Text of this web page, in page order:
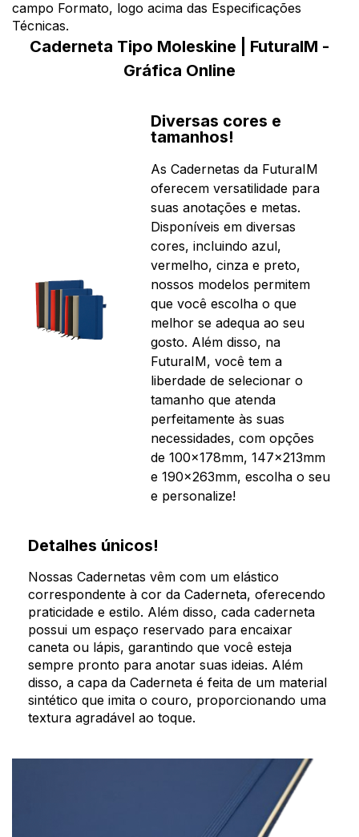
campo Formato, logo acima das Especificações
Técnicas.
Caderneta Tipo Moleskine | FuturaIM -
Gráfica Online
Diversas cores e
tamanhos!
As Cadernetas da FuturaIM
oferecem versatilidade para
suas anotações e metas.
Disponíveis em diversas
cores, incluindo azul,
vermelho, cinza e preto,
nossos modelos permitem
que você escolha o que
melhor se adequa ao seu
gosto. Além disso, na
FuturaIM, você tem a
liberdade de selecionar o
tamanho que atenda
perfeitamente às suas
necessidades, com opções
de 100x178mm, 147x213mm
e 190x263mm, escolha o seu
e personalize!
Detalhes únicos!
Nossas Cadernetas vêm com um elástico
correspondente à cor da Caderneta, oferecendo
praticidade e estilo. Além disso, cada caderneta
possui um espaço reservado para encaixar
caneta ou lápis, garantindo que você esteja
sempre pronto para anotar suas ideias. Além
disso, a capa da Caderneta é feita de um material
sintético que imita o couro, proporcionando uma
textura agradável ao toque.